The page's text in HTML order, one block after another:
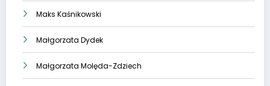
Maks Kaśnikowski
Małgorzata Dydek
Małgorzata Molęda-Zdziech